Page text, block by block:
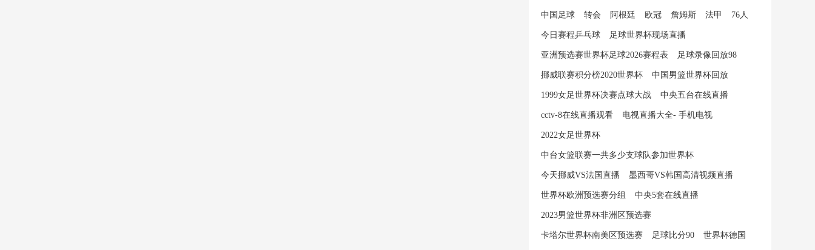
中国足球 转会 阿根廷 欧冠 詹姆斯 法甲 76人
今日赛程乒乓球 足球世界杯现场直播
亚洲预选赛世界杯足球2026赛程表 足球录像回放98
挪威联赛积分榜2020世界杯 中国男篮世界杯回放
1999女足世界杯决赛点球大战 中央五台在线直播
cctv-8在线直播观看 电视直播大全- 手机电视
2022女足世界杯
中台女篮联赛一共多少支球队参加世界杯
今天挪威VS法国直播 墨西哥VS韩国高清视频直播
世界杯欧洲预选赛分组 中央5套在线直播
2023男篮世界杯非洲区预选赛
卡塔尔世界杯南美区预选赛 足球比分90 世界杯德国